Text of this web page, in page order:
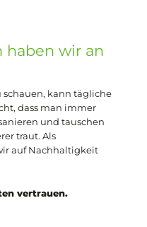
haben wir an
schauen, kann tägliche
dass man immer
und tauschen
traut. Als
auf Nachhaltigkeit
vertrauen.